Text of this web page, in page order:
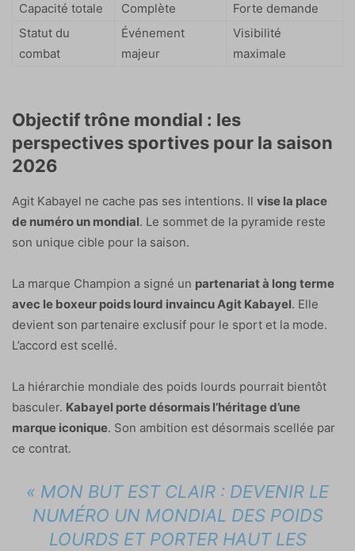
Capacité totale
Complète
Forte demande
Statut du
combat
Événement
majeur
Visibilité
maximale
Objectif trône mondial : les
perspectives sportives pour la saison
2026
Agit Kabayel ne cache pas ses intentions. Il vise la place
de numéro un mondial. Le sommet de la pyramide reste
son unique cible pour la saison.
La marque Champion a signé un partenariat à long terme
avec le boxeur poids lourd invaincu Agit Kabayel. Elle
devient son partenaire exclusif pour le sport et la mode.
L’accord est scellé.
La hiérarchie mondiale des poids lourds pourrait bientôt
basculer. Kabayel porte désormais l’héritage d’une
marque iconique. Son ambition est désormais scellée par
ce contrat.
« MON BUT EST CLAIR : DEVENIR LE
NUMÉRO UN MONDIAL DES POIDS
LOURDS ET PORTER HAUT LES